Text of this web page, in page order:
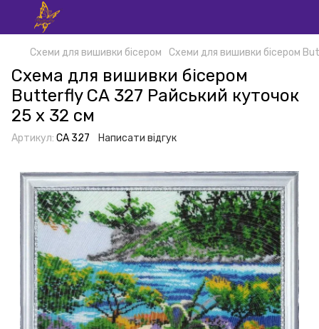
Схеми для вишивки бісером Схеми для вишивки бісером
Схема для вишивки бісером
Butterfly СА 327 Райський куточок
25 х 32 см
Артикул: СА 327 Написати відгук